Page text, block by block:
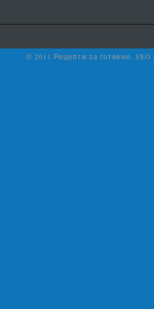
© 2011 Рецепти за готвене.